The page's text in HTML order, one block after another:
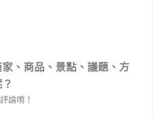
、商品、景點、議題、方
論唷！